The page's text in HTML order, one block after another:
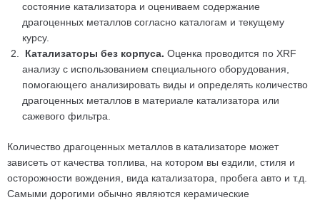
состояние катализатора и оцениваем содержание
драгоценных металлов согласно каталогам и текущему
курсу.
Катализаторы без корпуса. Оценка проводится по XRF
анализу с использованием специального оборудования,
помогающего анализировать виды и определять количество
драгоценных металлов в материале катализатора или
сажевого фильтра.
Количество драгоценных металлов в катализаторе может
зависеть от качества топлива, на котором вы ездили, стиля и
осторожности вождения, вида катализатора, пробега авто и т.д.
Самыми дорогими обычно являются керамические